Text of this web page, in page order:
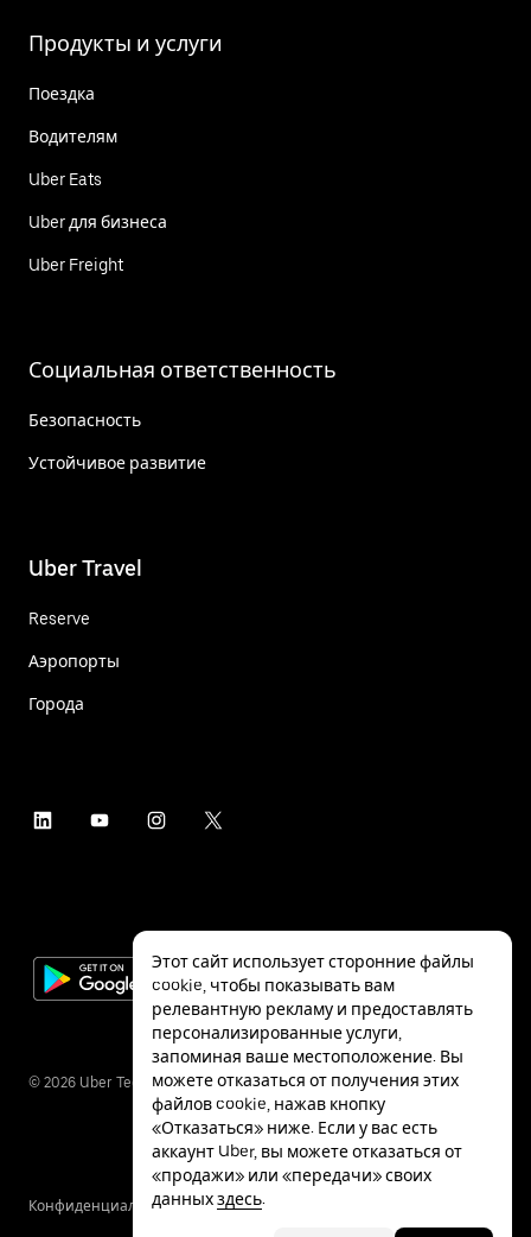
Продукты и услуги
Поездка
Водителям
Uber Eats
Uber для бизнеса
Uber Freight
Социальная ответственность
Безопасность
Устойчивое развитие
Uber Travel
Reserve
Аэропорты
Города
© 2026 Uber Technologies Inc.
КонфиденциальностьСпециальные
Этот сайт использует сторонние файлы
cookie, чтобы показывать вам
релевантную рекламу и предоставлять
персонализированные услуги,
запоминая ваше местоположение. Вы
можете отказаться от получения этих
файлов cookie, нажав кнопку
«Отказаться» ниже. Если у вас есть
аккаунт Uber, вы можете отказаться от
«продажи» или «передачи» своих
данныхздесь.